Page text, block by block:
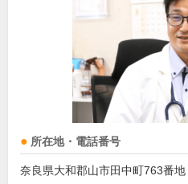
所在地・電話番号
奈良県大和郡山市田中町763番地